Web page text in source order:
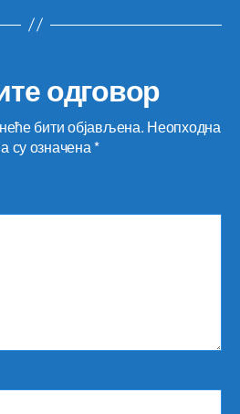
одговор
бити објављена. Неопходна
су означена*